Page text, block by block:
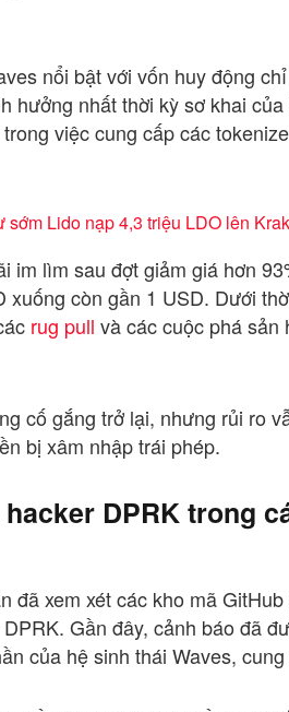
nổi bật với vốn huy động
hưởng nhất thời kỳ sơ khai
việc cung cấp các
sớm Lido nạp 4,3 triệu LDO lên
im lìm sau đợt giảm giá hơn
xuống còn gần 1 USD. Dưới
rug pull và các cuộc phá sản
cố gắng trở lại, nhưng rủi ro
bị xâm nhập trái phép.
DPRK trong
đã xem xét các kho mã
Gần đây, cảnh báo đã
của hệ sinh thái Waves,